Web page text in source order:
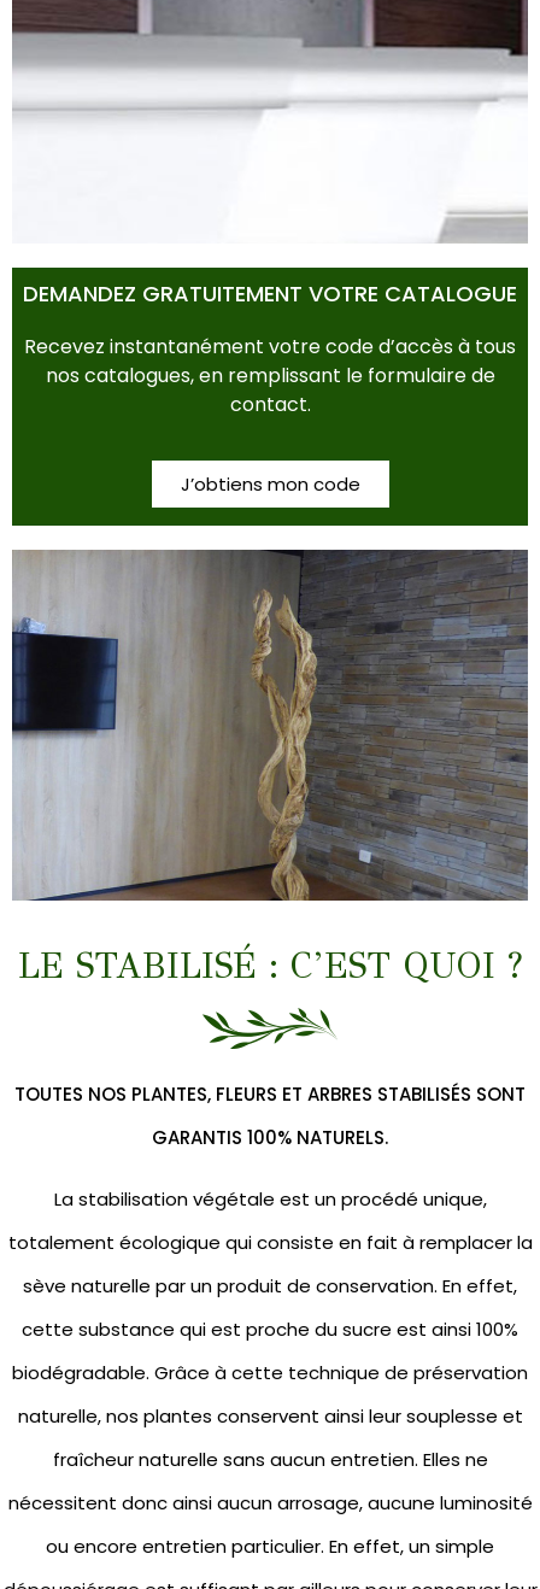
POTS & BACS
DEMANDEZ GRATUITEMENT VOTRE CATALOGUE
Recevez instantanément votre code d’accès à tous
nos catalogues, en remplissant le formulaire de
contact.
J’obtiens mon code
LIANES & TRONCS
LE STABILISÉ : C’EST QUOI ?
TOUTES NOS PLANTES, FLEURS ET ARBRES STABILISÉS SONT
GARANTIS 100% NATURELS.
La stabilisation végétale est un procédé unique,
totalement écologique qui consiste en fait à remplacer la
sève naturelle par un produit de conservation. En effet,
cette substance qui est proche du sucre est ainsi 100%
biodégradable. Grâce à cette technique de préservation
naturelle, nos plantes conservent ainsi leur souplesse et
fraîcheur naturelle sans aucun entretien. Elles ne
nécessitent donc ainsi aucun arrosage, aucune luminosité
ou encore entretien particulier. En effet, un simple